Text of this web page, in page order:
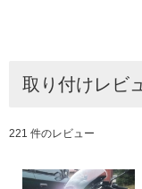
取り付けレビ
221 件のレビュー